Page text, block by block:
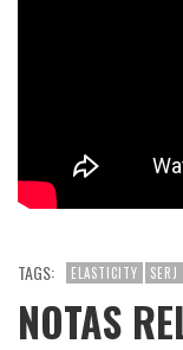
TAGS: ELASTICITY
NOTAS